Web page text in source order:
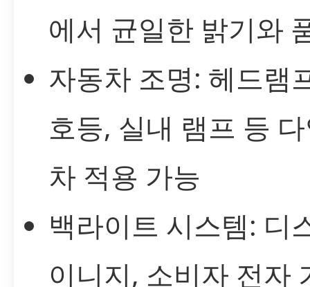
에서 균일한 밝기와
자동차 조명: 헤드램
호등, 실내 램프 등
차 적용 가능
백라이트 시스템: 디
이니지, 소비자 전자